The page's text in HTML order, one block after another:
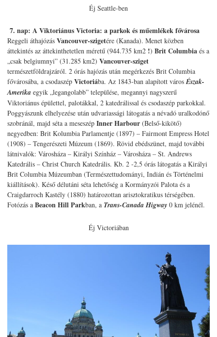
Éj Seattle-ben
7. nap: A Viktoriánus Victoria: a parkok és műemlékek fővárosa
Reggeli áthajózás Vancouver-szigetére (Kanada). Menet közben
áttekintés az áttekinthetetlen méretű (944.735 km2 !) Brit Columbia és a
„csak belgiumnyi” (31.285 km2) Vancouver-sziget
természetföldrajzáról. 2 órás hajózás után megérkezés Brit Columbia
fővárosába, a csodaszép Victoriába. Az 1843-ban alapított városÉszak-
Amerika egyik „legangolabb” települése, megannyi nagyszerű
Viktoriánus épülettel, palotákkal, 2 katedrálissal és csodaszép parkokkal.
Poggyászunk elhelyezése után udvariassági látogatás a névadó uralkodónő
szobránál, majd séta a meseszép Inner Harbour (Belső-kikötő)
negyedben: Brit Kolumbia Parlamentje (1897) – Fairmont Empress Hotel
(1908) – Tengerészeti Múzeum (1869). Rövid ebédszünet, majd további
látnivalók: Városháza – Királyi Színház – Városháza – St. Andrews
Katedrális – Christ Church Katedrális. Kb. 2 -2,5 órás látogatás a Királyi
Brit Columbia Múzeumban (Természettudományi, Indián és Történelmi
kiállítások). Késő délutáni séta lehetőség a Kormányzói Palota és a
Craigdarroch Kastély (1880) határozottan arisztokratikus térségében.
Fotózás a Beacon Hill Parkban, a Trans-Canada Higway 0 km jelénél.
Éj Victoriában